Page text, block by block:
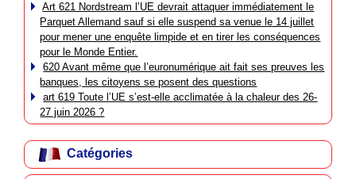
Art 621 Nordstream l’UE devrait attaquer immédiatement le
Parquet Allemand sauf si elle suspend sa venue le 14 juillet
pour mener une enquête limpide et en tirer les conséquences
pour le Monde Entier.
620 Avant même que l’euronumérique ait fait ses preuves les
banques, les citoyens se posent des questions
art 619 Toute l’UE s’est-elle acclimatée à la chaleur des 26-
27 juin 2026 ?
Catégories